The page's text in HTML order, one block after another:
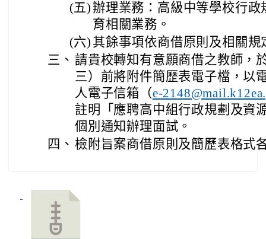
(五)辦理業務：高級中等學校行
育相關業務。
(六) 其餘事項依商借原則及相關規
三、 請貴校轉知有意願商借之教師，
三）前將附件簡歷表電子檔，以
人電子信箱（e-
註明「應聘高中組行政規劃及資
個別通知辦理面試。
四、 檢附旨案商借原則及簡歷表格式